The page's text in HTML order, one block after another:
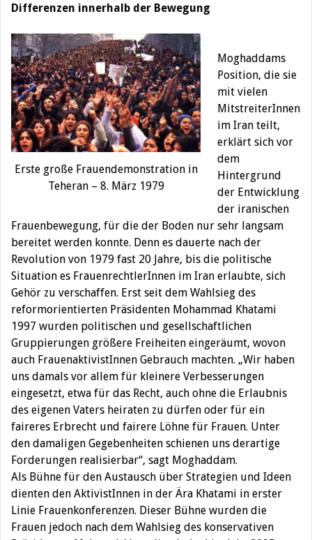
Differenzen innerhalb der Bewegung
Erste große Frauendemonstration in
Teheran – 8. März 1979
Moghaddams
Position, die sie
mit vielen
MitstreiterInnen
im Iran teilt,
erklärt sich vor
dem
Hintergrund
der Entwicklung
der iranischen
Frauenbewegung, für die der Boden nur sehr langsam
bereitet werden konnte. Denn es dauerte nach der
Revolution von 1979 fast 20 Jahre, bis die politische
Situation es FrauenrechtlerInnen im Iran erlaubte, sich
Gehör zu verschaffen. Erst seit dem Wahlsieg des
reformorientierten Präsidenten Mohammad Khatami
1997 wurden politischen und gesellschaftlichen
Gruppierungen größere Freiheiten eingeräumt, wovon
auch FrauenaktivistInnen Gebrauch machten. „Wir haben
uns damals vor allem für kleinere Verbesserungen
eingesetzt, etwa für das Recht, auch ohne die Erlaubnis
des eigenen Vaters heiraten zu dürfen oder für ein
faireres Erbrecht und fairere Löhne für Frauen. Unter
den damaligen Gegebenheiten schienen uns derartige
Forderungen realisierbar“, sagt Moghaddam.
Als Bühne für den Austausch über Strategien und Ideen
dienten den AktivistInnen in der Ära Khatami in erster
Linie Frauenkonferenzen. Dieser Bühne wurden die
Frauen jedoch nach dem Wahlsieg des konservativen